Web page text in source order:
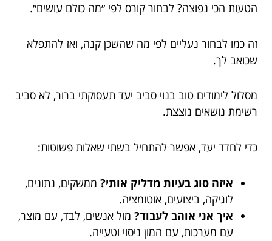
הטעות הכי נפוצה? לבחור קורס לפי ״מה כולם עושים״.
זה כמו לבחור נעליים לפי מה שהשכן קנה, ואז להתפלא
שכואב לך.
מסלול לימודים טוב בנוי סביב יעד תעסוקתי ברור, לא סביב
רשימת נושאים נוצצת.
כדי לחדד יעד, אפשר להתחיל בשתי שאלות פשוטות:
איזה סוג בעיות מדליק אותי? ממשקים, נתונים,
לוגיקה, ביצועים, אוטומציה.
איך אני אוהב לעבוד? מול אנשים, לבד, עם מוצר,
עם מערכות, עם המון ניסוי וטעייה.